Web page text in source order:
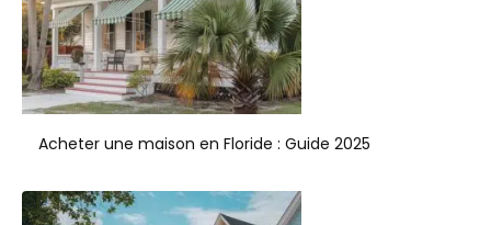
Acheter une maison en Floride : Guide 2025